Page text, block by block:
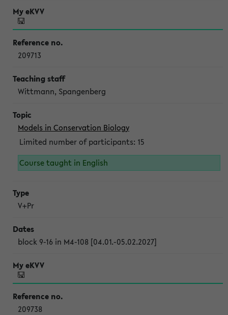
209713
Wittmann, Spangenberg
Models in Conservation Biology
Limited number of participants: 15
Course taught in English
V+Pr
block 9-16 in M4-108 [04.01.-05.02.2027]
209738